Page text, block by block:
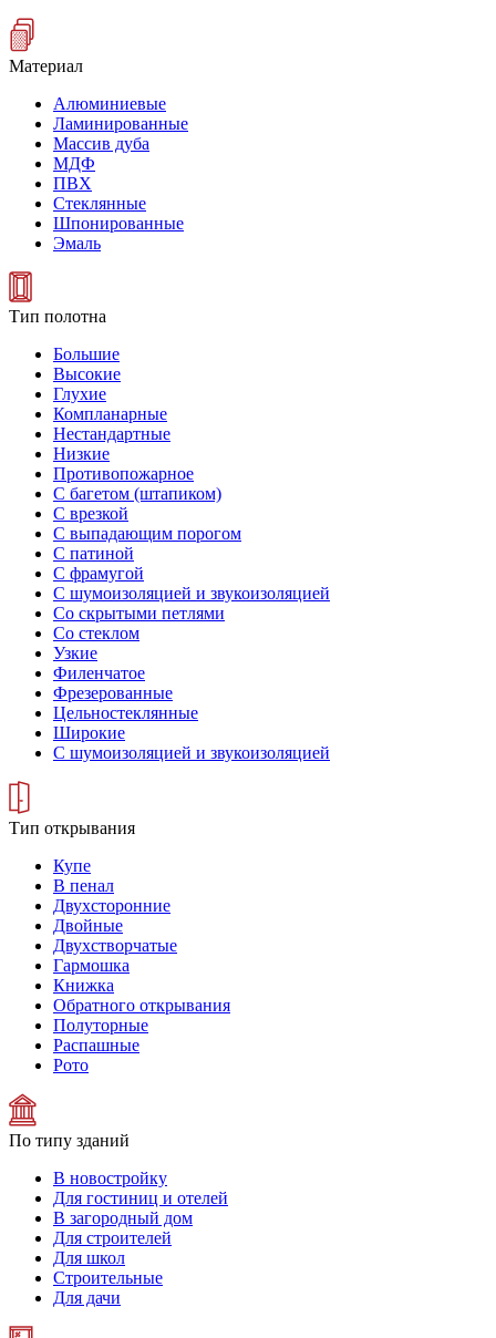
Материал
Алюминиевые
Ламинированные
Массив дуба
МДФ
ПВХ
Стеклянные
Шпонированные
Эмаль
Тип полотна
Большие
Высокие
Глухие
Компланарные
Нестандартные
Низкие
Противопожарное
С багетом (штапиком)
С врезкой
С выпадающим порогом
С патиной
С фрамугой
С шумоизоляцией и звукоизоляцией
Со скрытыми петлями
Со стеклом
Узкие
Филенчатое
Фрезерованные
Цельностеклянные
Широкие
С шумоизоляцией и звукоизоляцией
Тип открывания
Купе
В пенал
Двухсторонние
Двойные
Двухстворчатые
Гармошка
Книжка
Обратного открывания
Полуторные
Распашные
Рото
По типу зданий
В новостройку
Для гостиниц и отелей
В загородный дом
Для строителей
Для школ
Строительные
Для дачи